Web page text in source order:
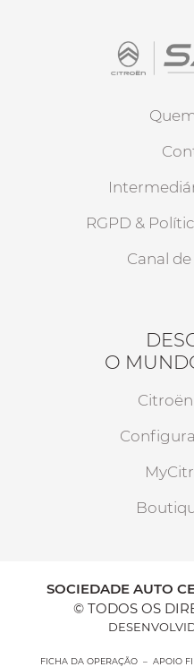
RGPD &
Canal
O
SOCIEDADE AUTO
© TODOS OS
FICHA DA OPERAÇÃO – APOIO